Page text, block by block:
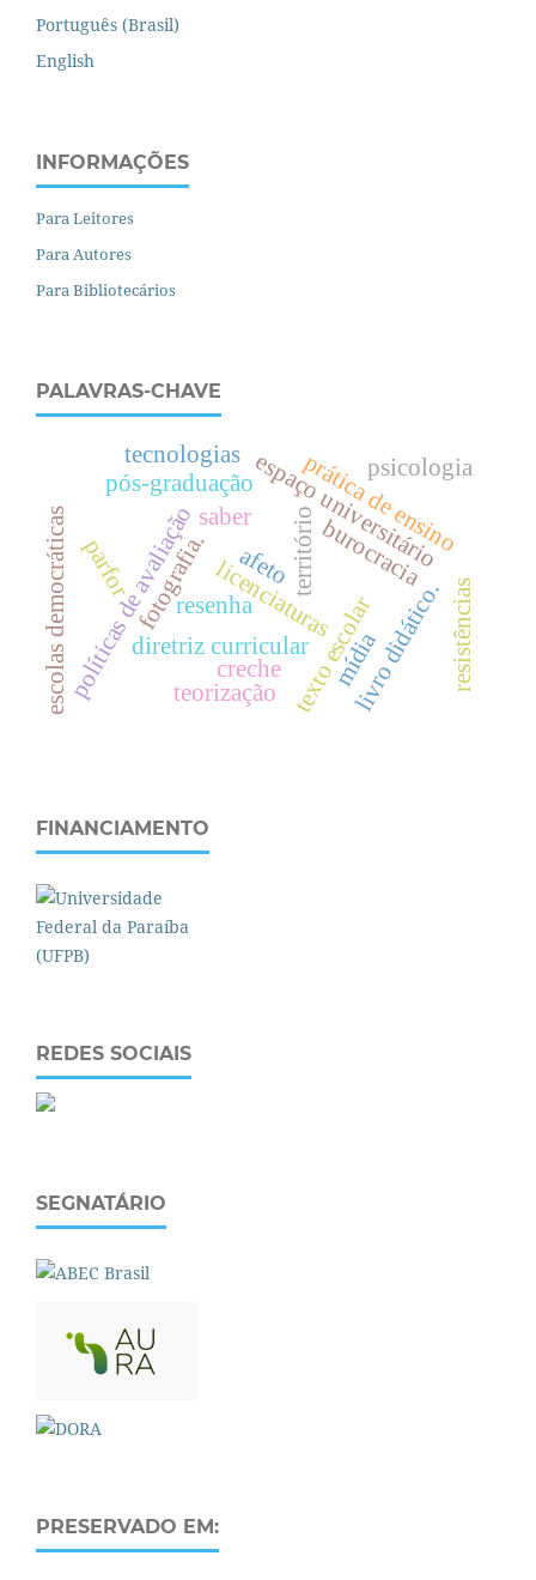
Português (Brasil)
English
INFORMAÇÕES
Para Leitores
Para Autores
Para Bibliotecários
PALAVRAS-CHAVE
resenha
território
diretriz curricular
prática de ensino
texto escolar
políticas de avaliação espaço universitário
pós-graduação
saber
mídia
livro didático.
escolas democráticas licenciaturas
parfor
creche
psicologia
tecnologias
fotografia.
teorização
afeto
resistências
burocracia
FINANCIAMENTO
REDES SOCIAIS
SEGNATÁRIO
PRESERVADO EM: